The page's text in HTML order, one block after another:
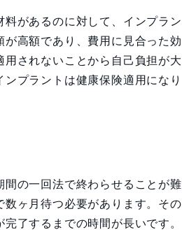
があるのに対して、インプラン
が高額であり、費用に見合った効
されないことから自己負担が大
プラントは健康保険適用になり
の一回法で終わらせることが難
ヶ月待つ必要があります。その
了するまでの時間が長いです。